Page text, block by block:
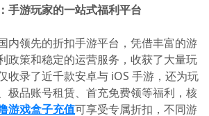
手游玩家的一站式福利平台
内领先的折扣手游平台，凭借丰富的游
政策和稳定的运营服务，收获了大量玩
收录了近千款安卓与 iOS 手游，还为玩
极品账号租赁、首充免费领等福利，核
游戏盒子充值可享受专属折扣，不同游